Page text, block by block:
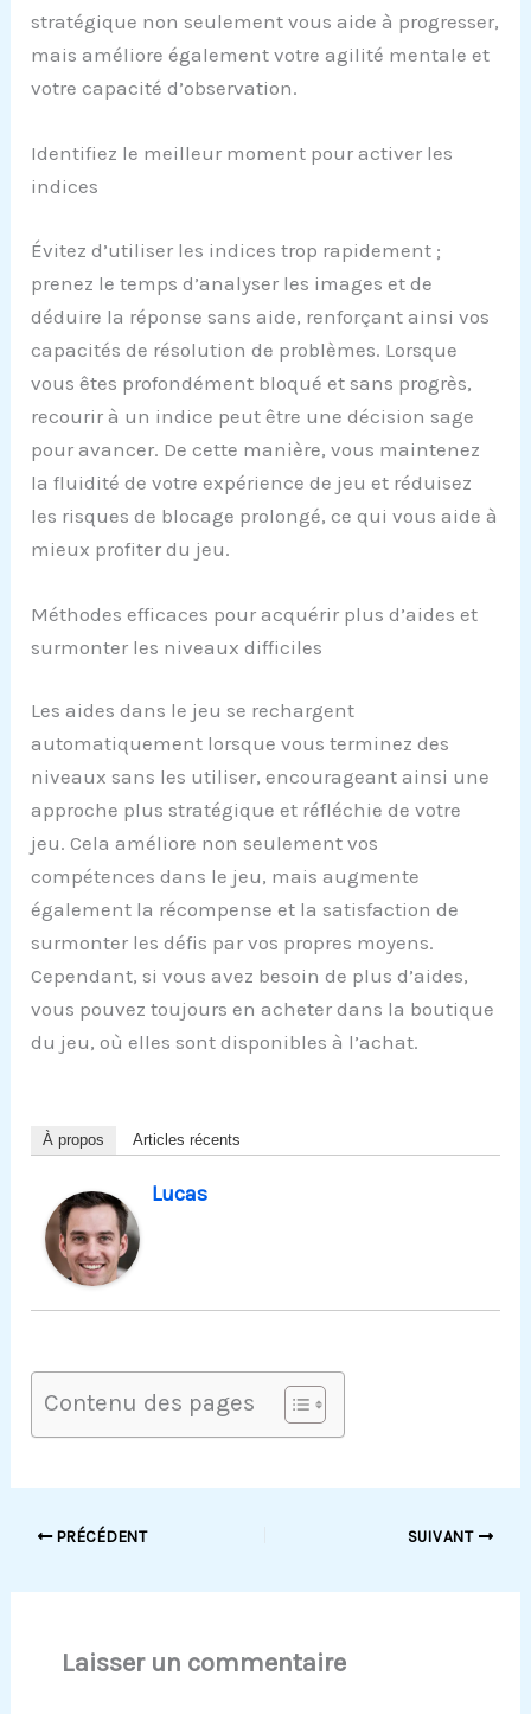
stratégique non seulement vous aide à progresser,
mais améliore également votre agilité mentale et
votre capacité d’observation.
Identifiez le meilleur moment pour activer les
indices
Évitez d’utiliser les indices trop rapidement ;
prenez le temps d’analyser les images et de
déduire la réponse sans aide, renforçant ainsi vos
capacités de résolution de problèmes. Lorsque
vous êtes profondément bloqué et sans progrès,
recourir à un indice peut être une décision sage
pour avancer. De cette manière, vous maintenez
la fluidité de votre expérience de jeu et réduisez
les risques de blocage prolongé, ce qui vous aide à
mieux profiter du jeu.
Méthodes efficaces pour acquérir plus d’aides et
surmonter les niveaux difficiles
Les aides dans le jeu se rechargent
automatiquement lorsque vous terminez des
niveaux sans les utiliser, encourageant ainsi une
approche plus stratégique et réfléchie de votre
jeu. Cela améliore non seulement vos
compétences dans le jeu, mais augmente
également la récompense et la satisfaction de
surmonter les défis par vos propres moyens.
Cependant, si vous avez besoin de plus d’aides,
vous pouvez toujours en acheter dans la boutique
du jeu, où elles sont disponibles à l’achat.
À propos Articles récents
Lucas
Contenu des pages
PRÉCÉDENT SUIVANT
Laisser un commentaire